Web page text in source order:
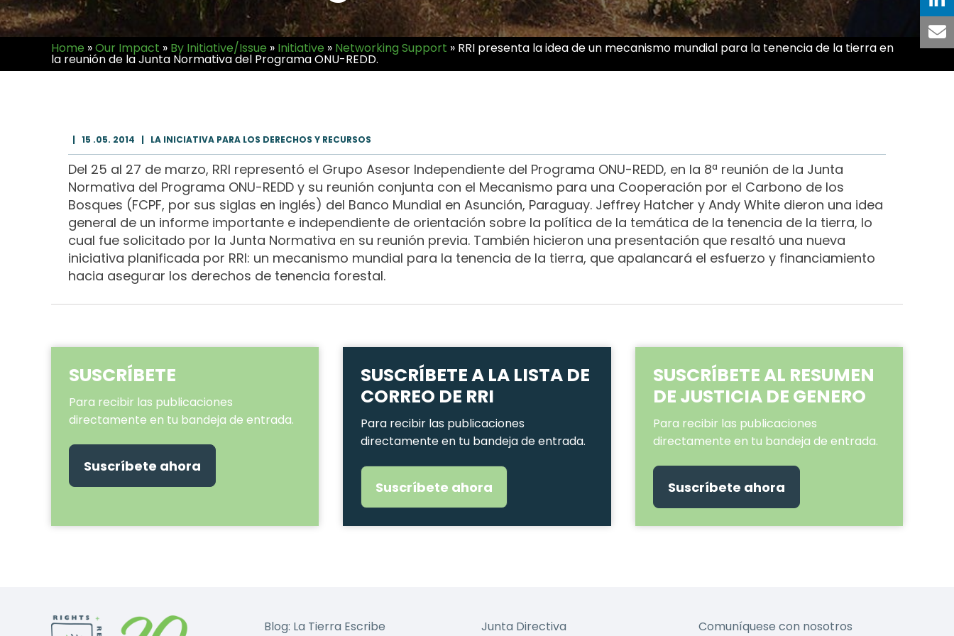
Home »Our Impact » By Initiative/Issue » Initiative » Networking Support » RRI presenta la idea de un mecanismo mundial para la tenencia de la tierra en
la reunión de la Junta Normativa del Programa ONU-REDD.
| 15 .05. 2014 | LA INICIATIVA PARA LOS DERECHOS Y RECURSOS
Del 25 al 27 de marzo, RRI representó el Grupo Asesor Independiente del Programa ONU-REDD, en la 8ª reunión de la Junta
Normativa del Programa ONU-REDD y su reunión conjunta con el Mecanismo para una Cooperación por el Carbono de los
Bosques (FCPF, por sus siglas en inglés) del Banco Mundial en Asunción, Paraguay. Jeffrey Hatcher y Andy White dieron una idea
general de un informe importante e independiente de orientación sobre la política de la temática de la tenencia de la tierra, lo
cual fue solicitado por la Junta Normativa en su reunión previa. También hicieron una presentación que resaltó una nueva
iniciativa planificada por RRI: un mecanismo mundial para la tenencia de la tierra, que apalancará el esfuerzo y financiamiento
hacia asegurar los derechos de tenencia forestal.
SUSCRÍBETE
Para recibir las publicaciones
directamente en tu bandeja de entrada.
Suscríbete ahora
SUSCRÍBETE A LA LISTA DE
CORREO DE RRI
Para recibir las publicaciones
directamente en tu bandeja de entrada.
Suscríbete ahora
SUSCRÍBETE AL RESUMEN
DE JUSTICIA DE GENERO
Para recibir las publicaciones
directamente en tu bandeja de entrada.
Suscríbete ahora
Blog: La Tierra Escribe Junta Directiva Comuníquese con nosotros